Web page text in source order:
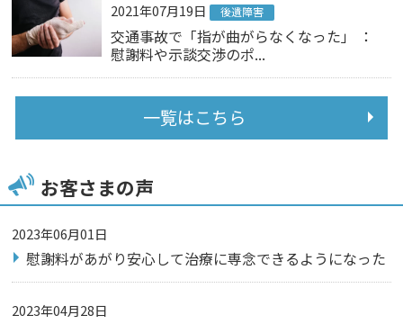
2021年07月19日 後遺障害
交通事故で「指が曲がらなくなった」 ：
慰謝料や示談交渉のポ...
一覧はこちら
お客さまの声
2023年06月01日
慰謝料があがり安心して治療に専念できるようになった
2023年04月28日